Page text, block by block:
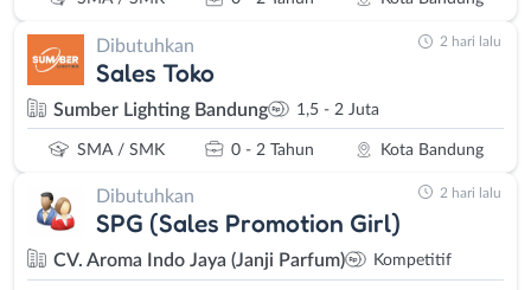
Dibutuhkan
Sales Toko
Sumber Lighting Bandung 1,5 - 2 Juta
SMA / SMK 0 - 2 Tahun Kota Bandung
2 hari lalu
Dibutuhkan
SPG (Sales Promotion Girl)
CV. Aroma Indo Jaya (Janji Parfum) Kompetitif
2 hari lalu